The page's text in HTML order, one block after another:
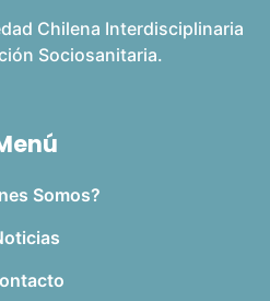
Chilena Interdisciplinaria
Sociosanitaria.
Somos?